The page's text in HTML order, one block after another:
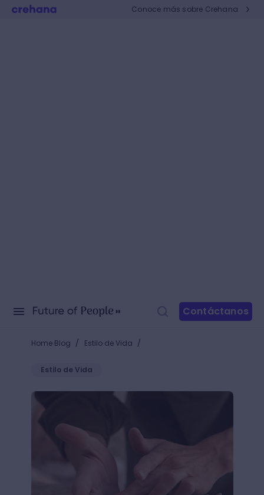
Conoce más sobre Crehana
Contáctanos
Home Blog / Estilo de Vida /
Estilo de Vida
¿Qué es un proceso artesanal? La magia de crear